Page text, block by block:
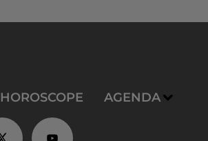
HOROSCOPE AGENDA